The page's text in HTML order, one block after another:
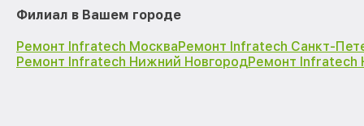
Филиал в Вашем городе
Ремонт Infratech МоскваРемонт Infratech Санкт-
Ремонт Infratech Нижний НовгородРемонт Infratech